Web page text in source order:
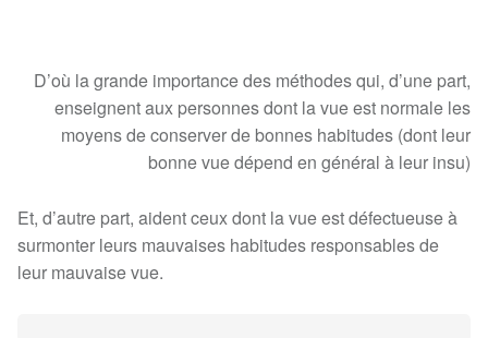
D’où la grande importance des méthodes qui, d’une part,
enseignent aux personnes dont la vue est normale les
moyens de conserver de bonnes habitudes (dont leur
bonne vue dépend en général à leur insu)
Et, d’autre part, aident ceux dont la vue est défectueuse à
surmonter leurs mauvaises habitudes responsables de
leur mauvaise vue.